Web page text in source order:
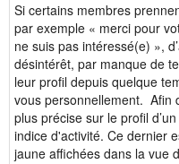
Si certains membres
par exemple « merci pour
ne suis pas intéressé(e) »,
désintérêt, par manque de
leur profil depuis quelque
vous personnellement. Afin
plus précise sur le profil
indice d'activité. Ce dernier
jaune affichées dans la vue